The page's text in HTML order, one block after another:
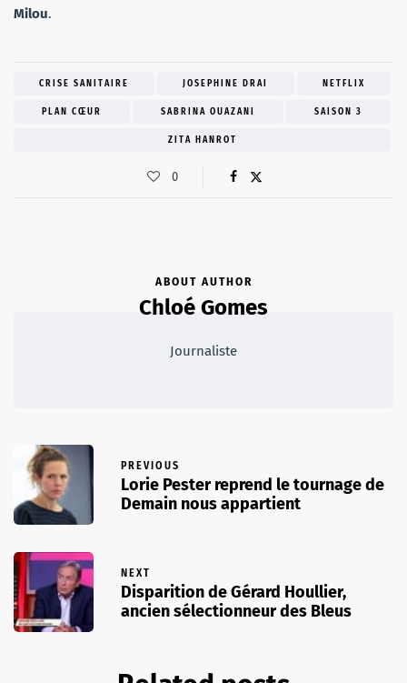
Milou.
CRISE SANITAIRE JOSEPHINE DRAI NETFLIX
PLAN CŒUR SABRINA OUAZANI SAISON 3
ZITA HANROT
0
ABOUT AUTHOR
Chloé Gomes
Journaliste
PREVIOUS
Lorie Pester reprend le tournage de
Demain nous appartient
NEXT
Disparition de Gérard Houllier,
ancien sélectionneur des Bleus